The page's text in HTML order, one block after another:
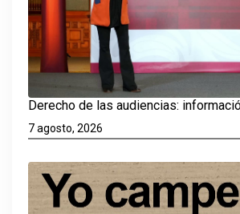
Derecho de las audiencias:
7 agosto, 2026